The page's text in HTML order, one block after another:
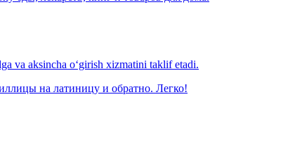
va aksincha o‘girish xizmatini taklif etadi.
на латиницу и обратно. Легко!